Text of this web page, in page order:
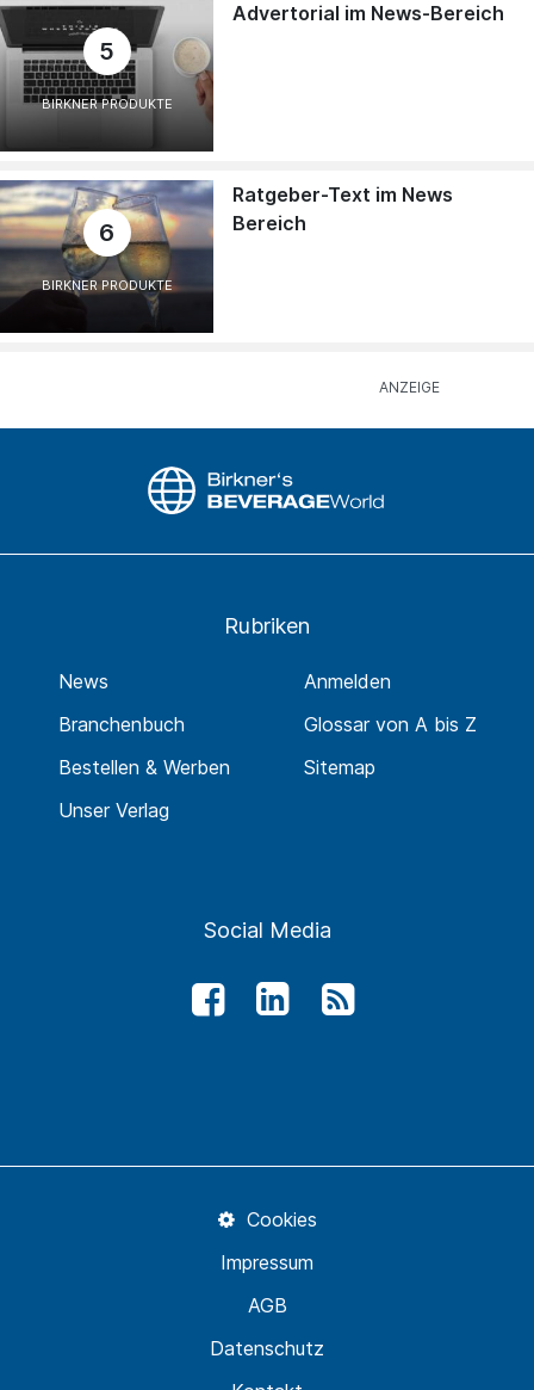
5
BIRKNER PRODUKTE
Advertorial im News-Bereich
6
BIRKNER PRODUKTE
Ratgeber-Text im News
Bereich
Rubriken
News
Branchenbuch
Bestellen & Werben
Unser Verlag
Anmelden
Glossar von A bis Z
Sitemap
Social Media
Datenschutz
AGB
Impressum
Cookies